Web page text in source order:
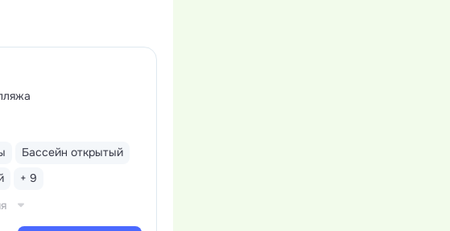
Бассейн открытый
+ 9